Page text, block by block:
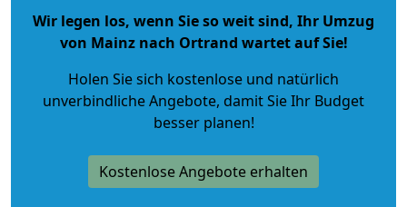
Wir legen los, wenn Sie so weit sind, Ihr Umzug
von Mainz nach Ortrand wartet auf Sie!
Holen Sie sich kostenlose und natürlich
unverbindliche Angebote, damit Sie Ihr Budget
besser planen!
Kostenlose Angebote erhalten